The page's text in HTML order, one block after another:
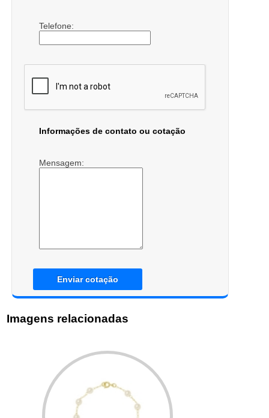
Telefone:
Informações de contato ou cotação
Mensagem:
Enviar cotação
Imagens relacionadas